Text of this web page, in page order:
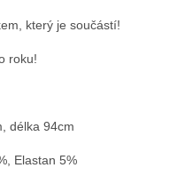
který je součástí!
roku!
délka 94cm
Elastan 5%